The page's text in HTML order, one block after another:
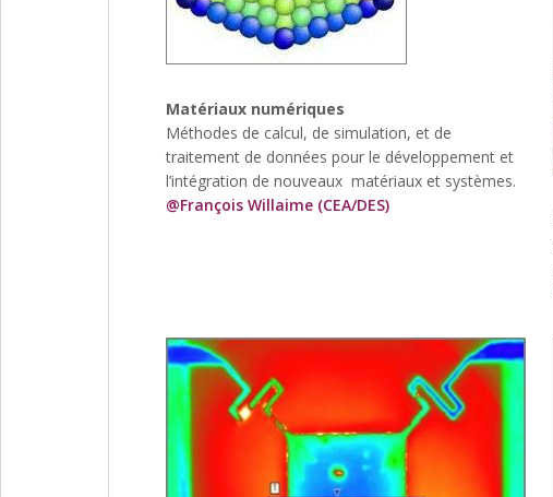
Matériaux numériques
Méthodes de calcul, de simulation, et de
traitement de données pour le développement et
l’intégration de nouveaux matériaux et systèmes.
@François Willaime (CEA/DES)